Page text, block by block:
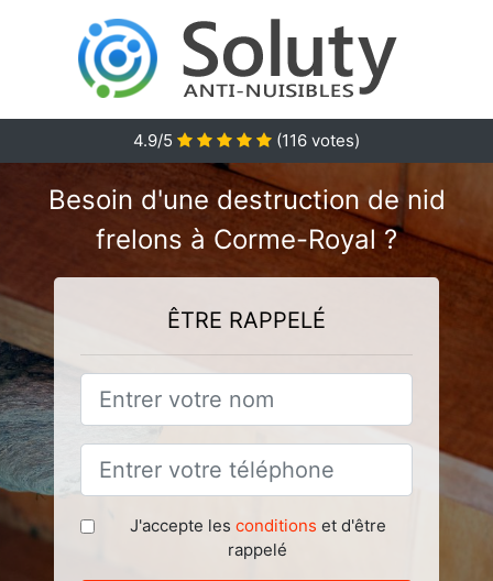
4.9/5 (116 votes)
Besoin d'une destruction de nid
frelons à Corme-Royal ?
ÊTRE RAPPELÉ
J'accepte les conditions et d'être
rappelé